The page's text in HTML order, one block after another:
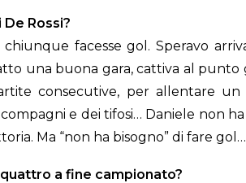
Rossi?
chiunque facesse gol. Speravo
una buona gara, cattiva al
consecutive, per allentare un
e dei tifosi… Daniele non
Ma “non ha bisogno” di fare
a fine campionato?